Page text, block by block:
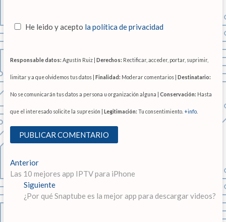
He leido y acepto la política de privacidad
Responsable datos: Agustín Ruiz | Derechos: Rectificar, acceder, portar, suprimir,
limitar y a que olvidemos tus datos | Finalidad: Moderar comentarios | Destinatario:
No se comunicarán tus datos a persona u organización alguna | Conservación: Hasta
que el interesado solicite la supresión | Legitimación: Tu consentimiento. +info.
N
a
AnteriorE
n
t
r
Las 10 mejores app IPTV para iPhone
Siguiente
n
¿Por qué Snaptube es la mejor app para descargar videos?